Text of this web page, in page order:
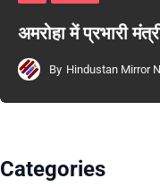
अमरोहा में प्रभारी
By Hindustan Mirror
Categories